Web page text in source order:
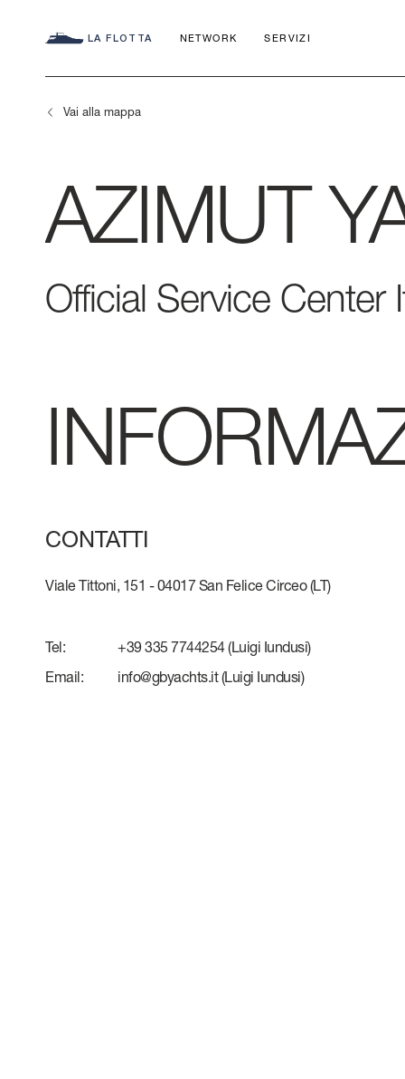
LA FLOTTA NETWORK SERVIZI
SEADECK
FLY
MAGELLANO
VERVE
GRANDE
Confronta yacht
CHARTER
APP
IL NOSTRO
IMPEGNO
AZIMUT
LA STORIA
CONTATTI
Vai alla mappa
AZIMUT
Official Service Center
CONTATTI
Viale Tittoni, 151 - 04017 San Felice Circeo (LT)
Tel: +39 335 7744254(Luigi Iundusi)
Email:
info@gbyachts.it(Luigi Iundusi)